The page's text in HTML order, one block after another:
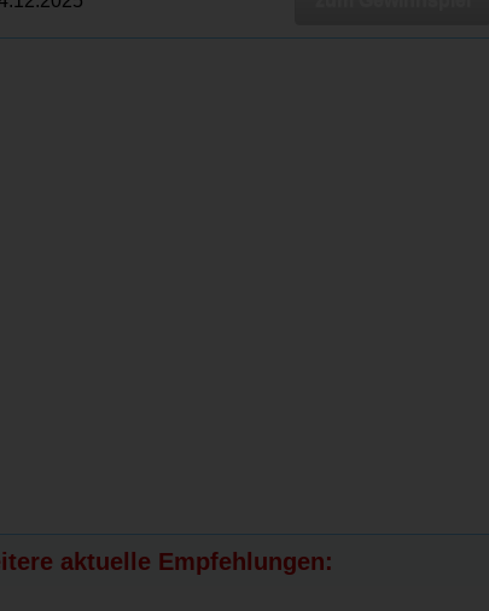
aktuelle Empfehlungen: